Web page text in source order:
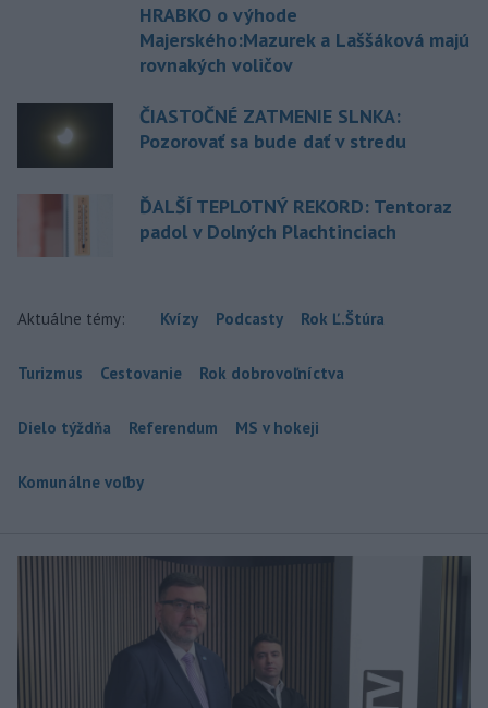
HRABKO o výhode
Majerského:Mazurek a Laššáková majú
rovnakých voličov
ČIASTOČNÉ ZATMENIE SLNKA:
Pozorovať sa bude dať v stredu
ĎALŠÍ TEPLOTNÝ REKORD: Tentoraz
padol v Dolných Plachtinciach
Aktuálne témy: Kvízy Podcasty Rok Ľ.Štúra
Turizmus Cestovanie Rok dobrovoľníctva
Dielo týždňa Referendum MS v hokeji
Komunálne voľby